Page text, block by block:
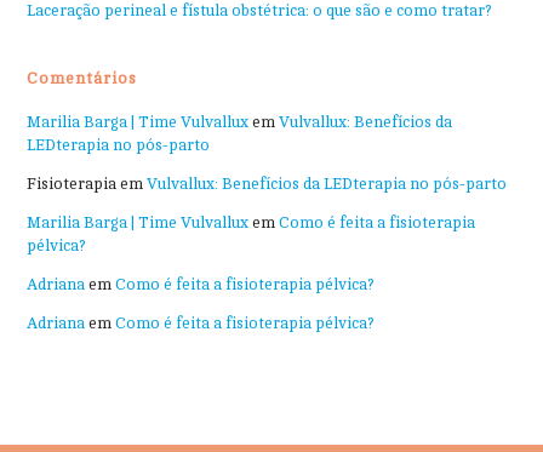
Laceração perineal e fístula obstétrica: o que são e como tratar?
Comentários
Marilia Barga | Time Vulvallux emVulvallux: Benefícios da
LEDterapia no pós-parto
Fisioterapia emVulvallux: Benefícios da LEDterapia no pós-parto
Marilia Barga | Time Vulvallux emComo é feita a fisioterapia
pélvica?
Adriana emComo é feita a fisioterapia pélvica?
Adriana emComo é feita a fisioterapia pélvica?